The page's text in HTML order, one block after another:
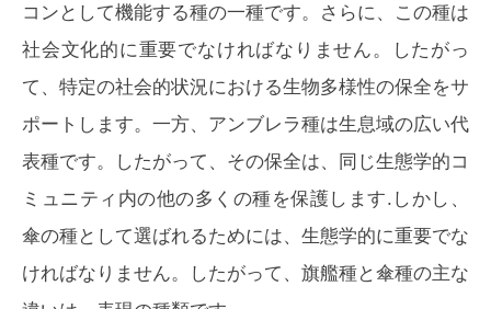
コンとして機能する種の一種です。さらに、この種は
社会文化的に重要でなければなりません。したがっ
て、特定の社会的状況における生物多様性の保全をサ
ポートします。一方、アンブレラ種は生息域の広い代
表種です。したがって、その保全は、同じ生態学的コ
ミュニティ内の他の多くの種を保護します.しかし、
傘の種として選ばれるためには、生態学的に重要でな
ければなりません。したがって、旗艦種と傘種の主な